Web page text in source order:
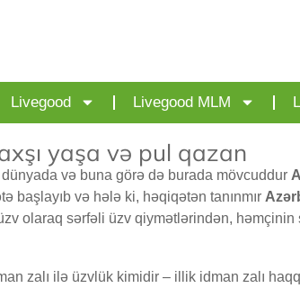
Livegood Livegood MLM
yaşa və pul qazan
və buna görə də burada mövcuddur
başlayıb və hələ ki, həqiqətən tanınmır
olaraq sərfəli üzv qiymətlərindən,
zalı ilə üzvlük kimidir – illik idman zalı